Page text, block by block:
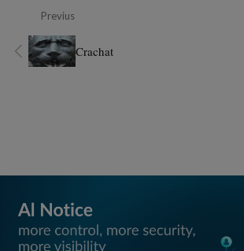
Previus
Crachat